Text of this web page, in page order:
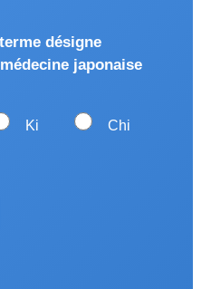
désigne
japonaise
Ki Chi